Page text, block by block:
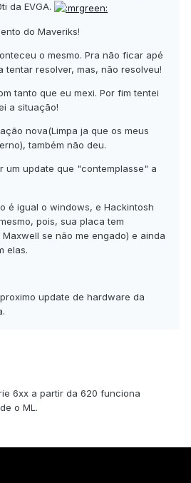
da EVGA.
do Maveriks!
o mesmo. Pra não ficar apé
tentar resolver, mas, não resolveu!
tanto que eu mexi. Por fim tentei
a situação!
nova(Limpa ja que os meus
também não deu.
um update que "contemplasse" a
é igual o windows, e Hackintosh
pois, sua placa tem
se não me engado) e ainda
elas.
update de hardware da
6xx a partir da 620 funciona
o ML.